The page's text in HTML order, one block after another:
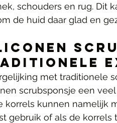
schouders en rug. Dit
de huid daar glad en
met traditionele
scrubsponsje een
korrels kunnen namelijk
gebruik of als de korrels